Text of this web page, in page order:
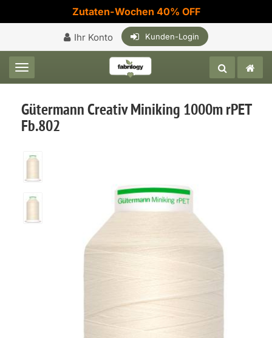
Zutaten-Wochen 40% OFF
Ihr Konto Kunden-Login
Toggle navigation
Gütermann Creativ Miniking 1000m rPET
Fb.802